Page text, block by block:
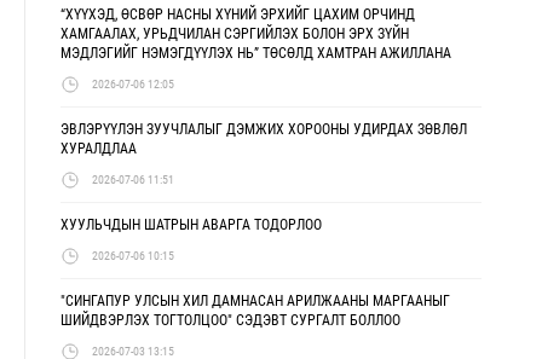
“ХҮҮХЭД, ӨСВӨР НАСНЫ ХҮНИЙ ЭРХИЙГ ЦАХИМ ОРЧИНД
ХАМГААЛАХ, УРЬДЧИЛАН СЭРГИЙЛЭХ БОЛОН ЭРХ ЗҮЙН
МЭДЛЭГИЙГ НЭМЭГДҮҮЛЭХ НЬ” ТӨСӨЛД ХАМТРАН АЖИЛЛАНА
2026-07-06 12:05
ЭВЛЭРҮҮЛЭН ЗУУЧЛАЛЫГ ДЭМЖИХ ХОРООНЫ УДИРДАХ ЗӨВЛӨЛ
ХУРАЛДЛАА
2026-07-06 11:51
ХУУЛЬЧДЫН ШАТРЫН АВАРГА ТОДОРЛОО
2026-07-06 10:15
"СИНГАПУР УЛСЫН ХИЛ ДАМНАСАН АРИЛЖААНЫ МАРГААНЫГ
ШИЙДВЭРЛЭХ ТОГТОЛЦОО" СЭДЭВТ СУРГАЛТ БОЛЛОО
2026-07-03 13:15